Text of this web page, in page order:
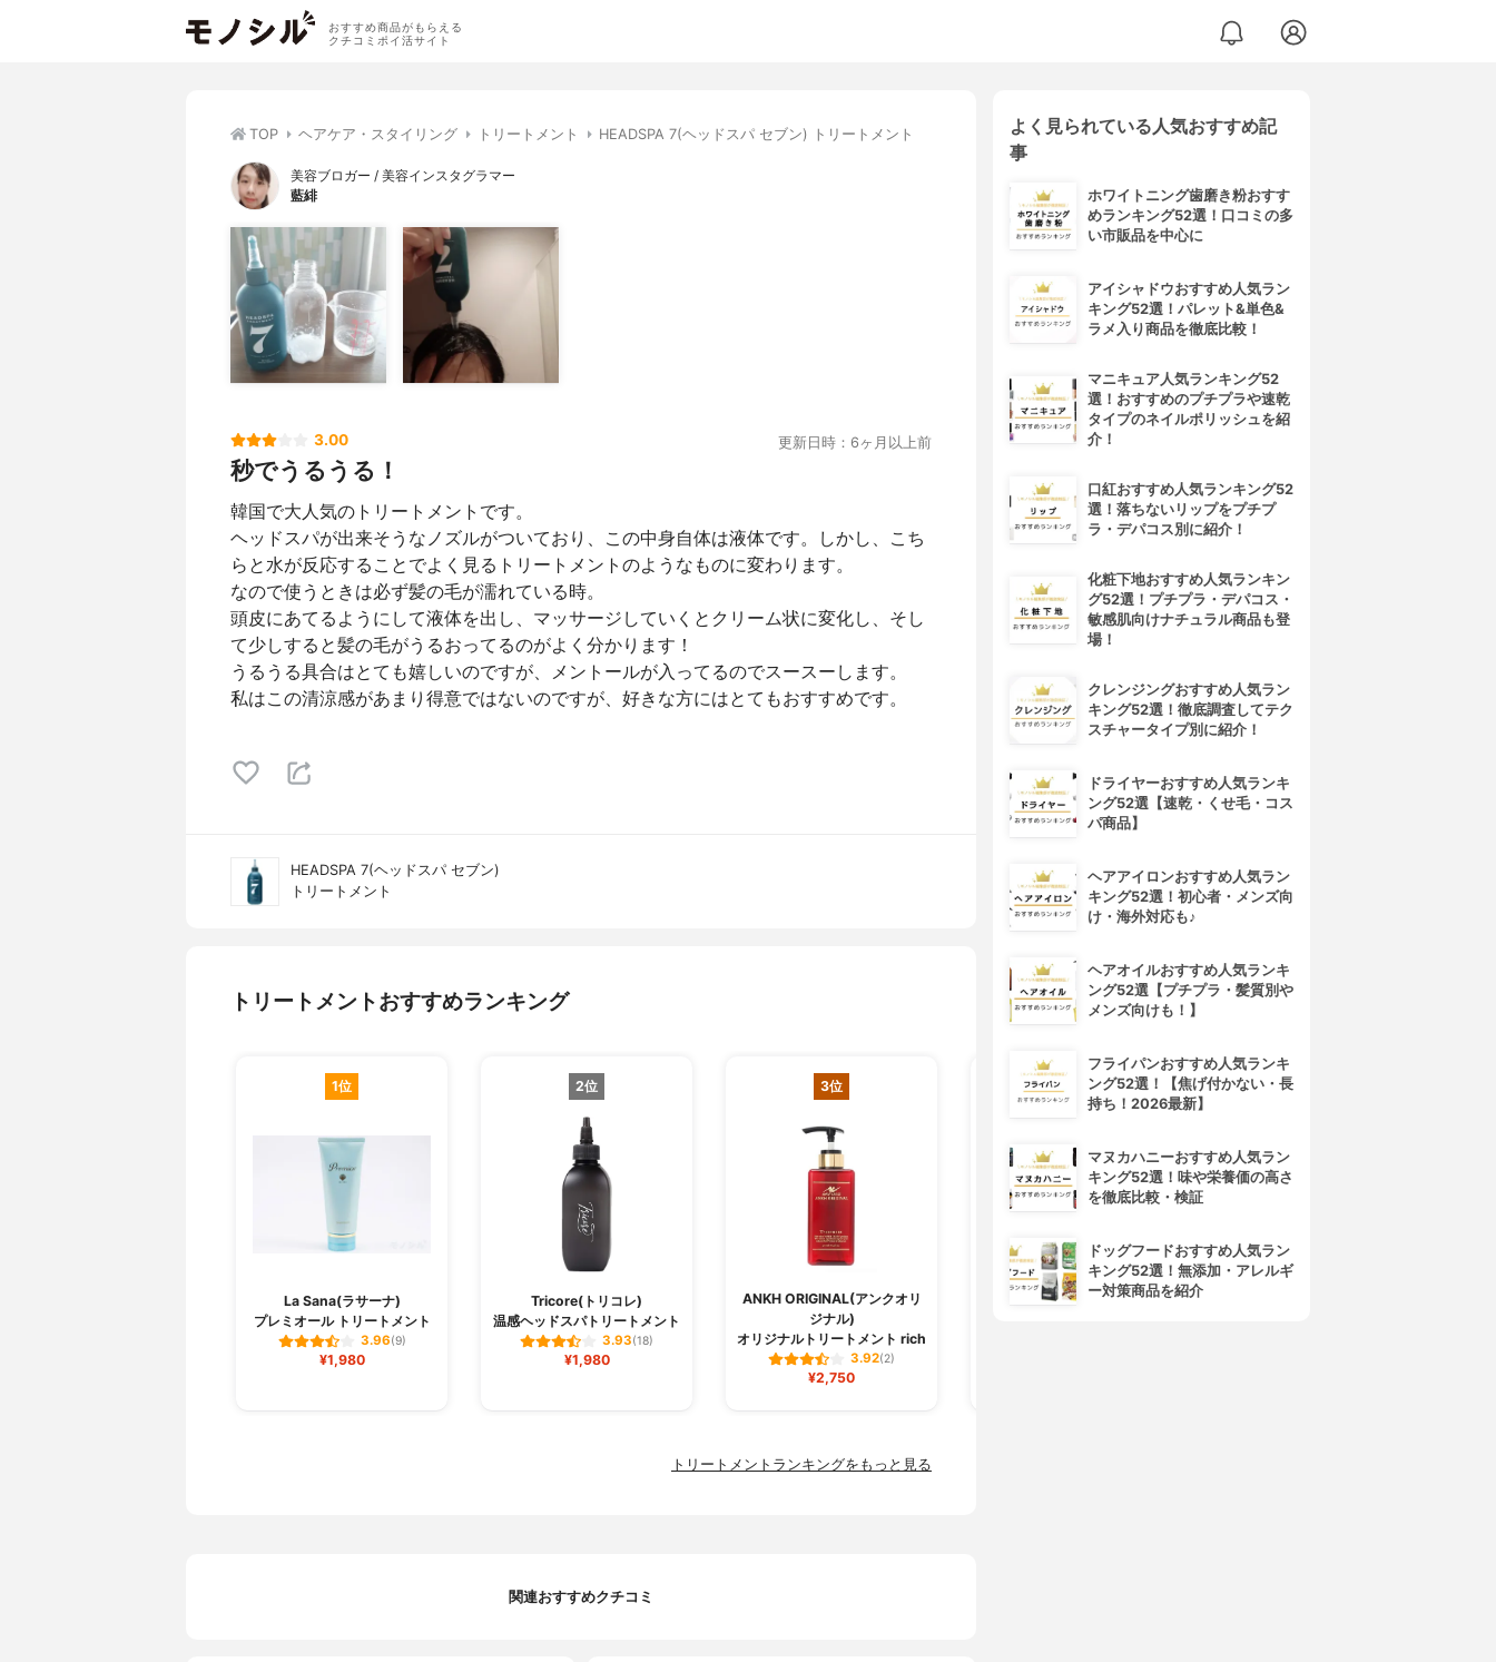
おすすめ商品がもらえる
クチコミポイ活サイト
TOP ヘアケア・スタイリング トリートメント HEADSPA 7(ヘッドスパ セブン) トリートメント
美容ブロガー / 美容インスタグラマー
藍緋
3.00 更新日時：6ヶ月以上前
秒でうるうる！
韓国で大人気のトリートメントです。
ヘッドスパが出来そうなノズルがついており、この中身自体は液体です。しかし、こち
らと水が反応することでよく見るトリートメントのようなものに変わります。
なので使うときは必ず髪の毛が濡れている時。
頭皮にあてるようにして液体を出し、マッサージしていくとクリーム状に変化し、そし
て少しすると髪の毛がうるおってるのがよく分かります！
うるうる具合はとても嬉しいのですが、メントールが入ってるのでスースーします。
私はこの清涼感があまり得意ではないのですが、好きな方にはとてもおすすめです。
HEADSPA 7(ヘッドスパ セブン)
トリートメント
トリートメントおすすめランキング
1位
La Sana(ラサーナ)
プレミオール トリートメント
3.96(9)
¥1,980
2位
Tricore(トリコレ)
温感ヘッドスパトリートメント
3.93(18)
¥1,980
3位
ANKH ORIGINAL(アンクオリ
ジナル)
オリジナルトリートメント rich
3.92(2)
¥2,750
MARU(マル)
トリートメントランキングをもっと見る
関連おすすめクチコミ
よく見られている人気おすすめ記
事
ホワイトニング歯磨き粉おすす
めランキング52選！口コミの多
い市販品を中心に
アイシャドウおすすめ人気ラン
キング52選！パレット&単色&
ラメ入り商品を徹底比較！
マニキュア人気ランキング52
選！おすすめのプチプラや速乾
タイプのネイルポリッシュを紹
介！
口紅おすすめ人気ランキング52
選！落ちないリップをプチプ
ラ・デパコス別に紹介！
化粧下地おすすめ人気ランキン
グ52選！プチプラ・デパコス・
敏感肌向けナチュラル商品も登
場！
クレンジングおすすめ人気ラン
キング52選！徹底調査してテク
スチャータイプ別に紹介！
ドライヤーおすすめ人気ランキ
ング52選【速乾・くせ毛・コス
パ商品】
ヘアアイロンおすすめ人気ラン
キング52選！初心者・メンズ向
け・海外対応も♪
ヘアオイルおすすめ人気ランキ
ング52選【プチプラ・髪質別や
メンズ向けも！】
フライパンおすすめ人気ランキ
ング52選！【焦げ付かない・長
持ち！2026最新】
マヌカハニーおすすめ人気ラン
キング52選！味や栄養価の高さ
を徹底比較・検証
ドッグフードおすすめ人気ラン
キング52選！無添加・アレルギ
ー対策商品を紹介